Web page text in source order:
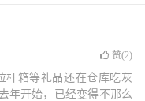
赞(2)
杆箱等礼品还在仓库吃灰
年开始，已经变得不那么